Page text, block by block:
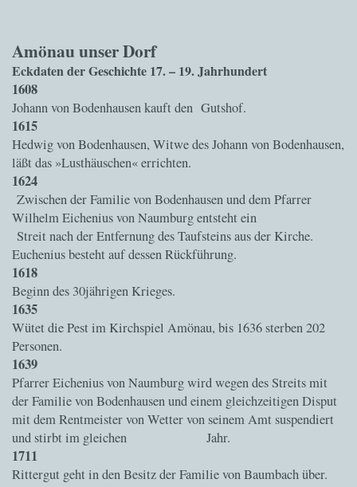
Amönau unser Dorf
Eckdaten der Geschichte 17. – 19. Jahrhundert
1608
Johann von Bodenhausen kauft den Gutshof.
1615
Hedwig von Bodenhausen, Witwe des Johann von Bodenhausen,
läßt das »Lusthäuschen« errichten.
1624
Zwischen der Familie von Bodenhausen und dem Pfarrer
Wilhelm Eichenius von Naumburg entsteht ein
Streit nach der Entfernung des Taufsteins aus der Kirche.
Euchenius besteht auf dessen Rückführung.
1618
Beginn des 30jährigen Krieges.
1635
Wütet die Pest im Kirchspiel Amönau, bis 1636 sterben 202
Personen.
1639
Pfarrer Eichenius von Naumburg wird wegen des Streits mit
der Familie von Bodenhausen und einem gleichzeitigen Disput
mit dem Rentmeister von Wetter von seinem Amt suspendiert
und stirbt im gleichen Jahr.
1711
Rittergut geht in den Besitz der Familie von Baumbach über.